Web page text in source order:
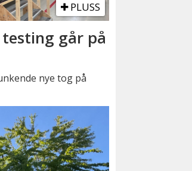
PLUSS
går på
nye tog på